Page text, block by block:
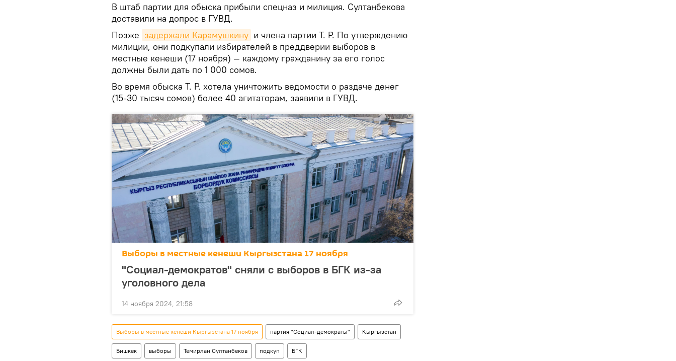
В штаб партии для обыска прибыли спецназ и милиция. Султанбекова
доставили на допрос в ГУВД.
Позже задержали Карамушкину и члена партии Т. Р. По утверждению
милиции, они подкупали избирателей в преддверии выборов в
местные кенеши (17 ноября) — каждому гражданину за его голос
должны были дать по 1 000 сомов.
Во время обыска Т. Р. хотела уничтожить ведомости о раздаче денег
(15-30 тысяч сомов) более 40 агитаторам, заявили в ГУВД.
Выборы в местные кенеши Кыргызстана 17 ноября
"Социал-демократов" сняли с выборов в БГК из-за
уголовного дела
14 ноября 2024, 21:58
Выборы в местные кенеши Кыргызстана 17 ноября партия "Социал-демократы" Кыргызстан
Бишкек выборы Темирлан Султанбеков подкуп БГК